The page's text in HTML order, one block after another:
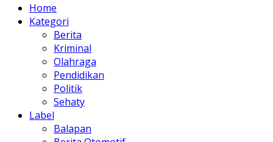
Home
Kategori
Berita
Kriminal
Olahraga
Pendidikan
Politik
Sehaty
Label
Balapan